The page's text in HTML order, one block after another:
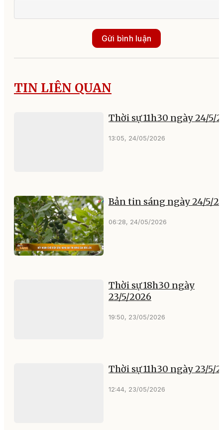
Gửi bình luận
TIN LIÊN QUAN
Thời sự 11h30 ngày 24/5/
13:05, 24/05/2026
Bản tin sáng ngày 24/5/
06:28, 24/05/2026
Thời sự 18h30 ngày
23/5/2026
19:50, 23/05/2026
Thời sự 11h30 ngày 23/5/
12:44, 23/05/2026